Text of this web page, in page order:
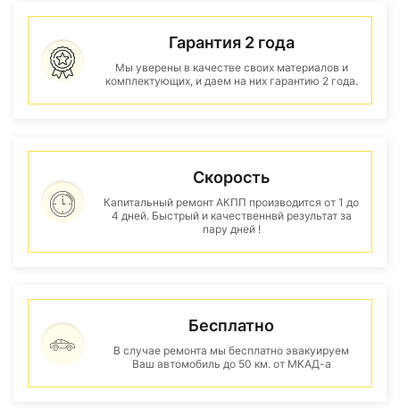
Гарантия 2 года
Мы уверены в качестве своих материалов и
комплектующих, и даем на них гарантию 2 года.
Скорость
Капитальный ремонт АКПП производится от 1 до
4 дней. Быстрый и качественнвй результат за
пару дней !
Бесплатно
В случае ремонта мы бесплатно эвакуируем
Ваш автомобиль до 50 км. от МКАД-а